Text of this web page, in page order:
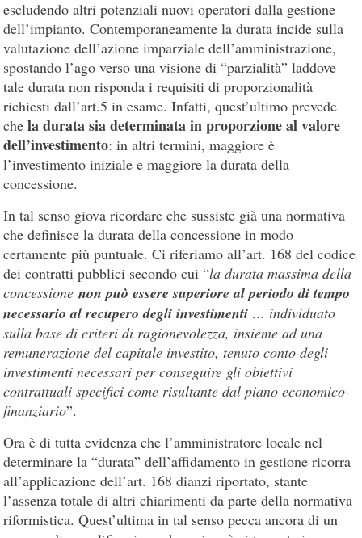
escludendo altri potenziali nuovi operatori dalla gestione
dell’impianto. Contemporaneamente la durata incide sulla
valutazione dell’azione imparziale dell’amministrazione,
spostando l’ago verso una visione di “parzialità” laddove
tale durata non risponda i requisiti di proporzionalità
richiesti dall’art.5 in esame. Infatti, quest’ultimo prevede
chela durata sia determinata in proporzione al valore
dell’investimento: in altri termini, maggiore è
l’investimento iniziale e maggiore la durata della
concessione.
In tal senso giova ricordare che sussiste già una normativa
che definisce la durata della concessione in modo
certamente più puntuale. Ci riferiamo all’art. 168 del codice
dei contratti pubblici secondo cui “la durata massima della
concessionenon può essere superiore al periodo di tempo
necessario al recupero degli investimenti … individuato
sulla base di criteri di ragionevolezza, insieme ad una
remunerazione del capitale investito, tenuto conto degli
investimenti necessari per conseguire gli obiettivi
contrattuali specifici come risultante dal piano economico-
finanziario”.
Ora è di tutta evidenza che l’amministratore locale nel
determinare la “durata” dell’affidamento in gestione ricorra
all’applicazione dell’art. 168 dianzi riportato, stante
l’assenza totale di altri chiarimenti da parte della normativa
riformistica. Quest’ultima in tal senso pecca ancora di un